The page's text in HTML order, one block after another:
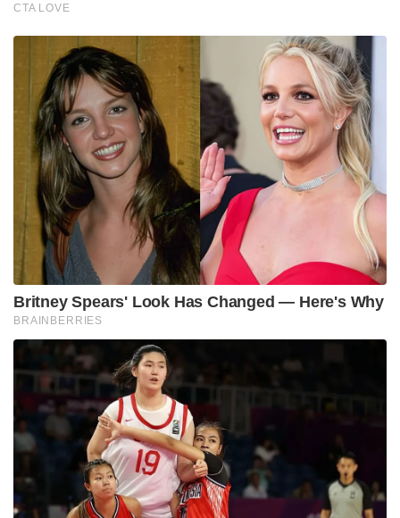
CTA LOVE
Britney Spears' Look Has Changed — Here's Why
BRAINBERRIES